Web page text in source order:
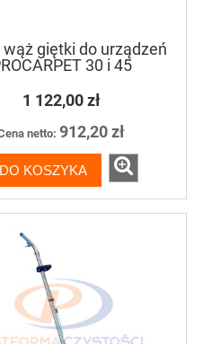
wąż giętki do urządzeń
30 i 45
1 122,00 zł
netto: 912,20 zł
DO KOSZYKA